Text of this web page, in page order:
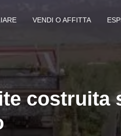
VENDI O AFFITTA
costruita